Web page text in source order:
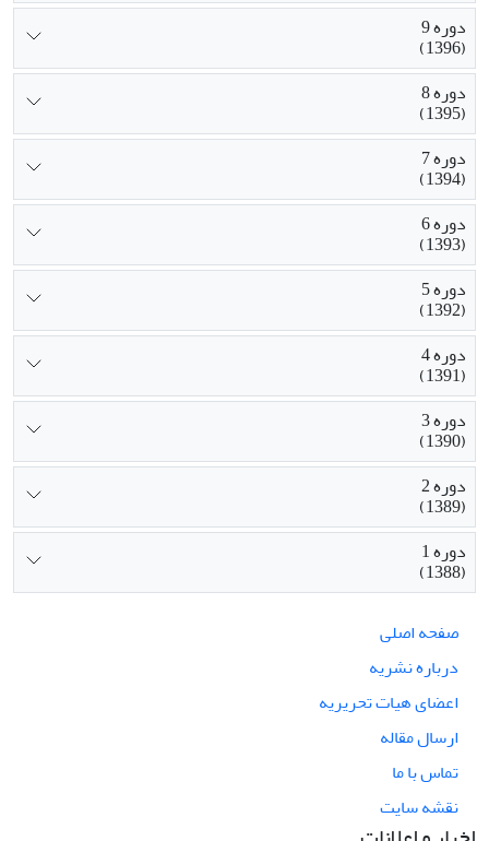
دوره 9
(1396)
دوره 8
(1395)
دوره 7
(1394)
دوره 6
(1393)
دوره 5
(1392)
دوره 4
(1391)
دوره 3
(1390)
دوره 2
(1389)
دوره 1
(1388)
صفحه اصلی
درباره نشریه
اعضای هیات تحریریه
ارسال مقاله
تماس با ما
نقشه سایت